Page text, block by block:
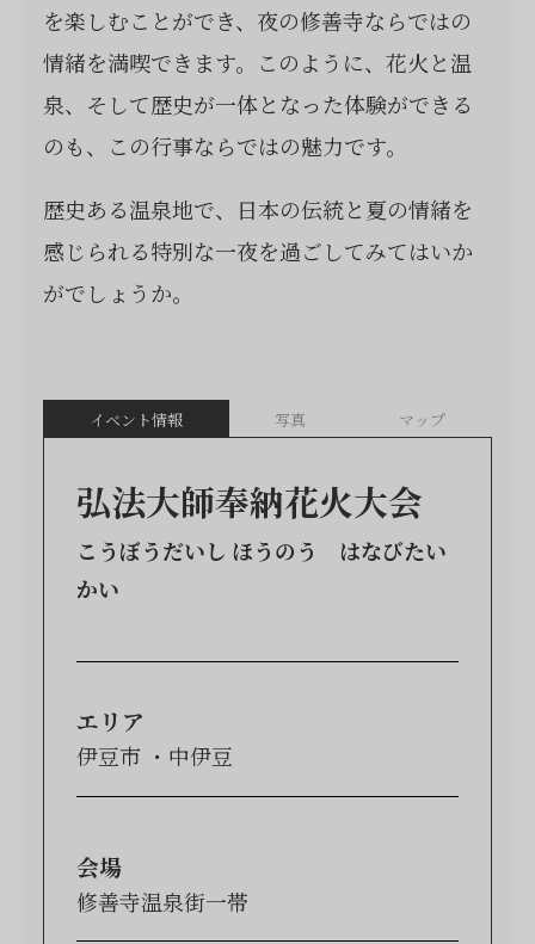
を楽しむことができ、夜の修善寺ならではの
情緒を満喫できます。このように、花火と温
泉、そして歴史が一体となった体験ができる
のも、この行事ならではの魅力です。
歴史ある温泉地で、日本の伝統と夏の情緒を
感じられる特別な一夜を過ごしてみてはいか
がでしょうか。
イベント情報 写真 マップ
弘法大師奉納花火大会
こうぼうだいし ほうのう はなびたい
かい
エリア
伊豆市 中伊豆
会場
修善寺温泉街一帯